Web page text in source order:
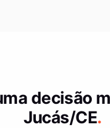
decisão
Jucás/CE.